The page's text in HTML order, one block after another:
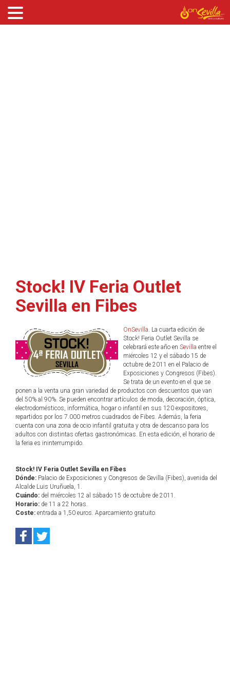
Stock! IV Feria Outlet
Sevilla en Fibes
OnSevilla. La cuarta edición de
Stock! Feria Outlet Sevilla se
celebrará este año en Sevilla entre el
miércoles 12 y el sábado 15 de
octubre de 2011 en el Palacio de
Exposiciones y Congresos (Fibes).
Se trata de un evento en el que se
ponen a la venta una gran variedad de productos con descuentos que van
del 50% al 90%. Se pueden encontrar artículos de moda, decoración, óptica,
electrodomésticos, informática, hogar o infantil en sus 120 expositores,
repartidos por los 7.000 metros cuadrados de Fibes. Además, la feria
cuenta con una zona de ocio infantil gratuita y otra de descanso para los
adultos con distintas ofertas gastronómicas. En esta edición, el horario de
la feria es ininterrumpido.
Stock! IV Feria Outlet Sevilla en Fibes
Dónde: Palacio de Exposiciones y Congresos de Sevilla (Fibes), avenida del
Alcalde Luis Uruñuela, 1.
Cuándo: del miércoles 12 al sábado 15 de octubre de 2011.
Horario: de 11 a 22 horas.
Coste: entrada a 1,50 euros. Aparcamiento gratuito.